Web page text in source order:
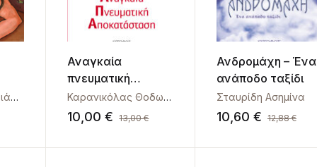
Χαλκιώτης Αλκιβιάδης
Αναγκαία
πνευματική
αποκατάσταση
Καρανικόλας Θοδωρής
10,00€ 13,00€
Ανδρομάχη – Ένα
ανάποδο ταξίδι
Σταυρίδη Ασημίνα
10,60 € 12,88€